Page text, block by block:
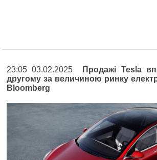
23:05 03.02.2025
Продажі Tesla
другому за величиною ринку
Bloomberg